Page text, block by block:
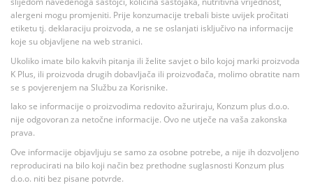
alergeni mogu promjeniti. Prije konzumacije trebali biste uvijek pročitati
etiketu tj. deklaraciju proizvoda, a ne se oslanjati isključivo na informacije
koje su objavljene na web stranici.
Ukoliko imate bilo kakvih pitanja ili želite savjet o bilo kojoj marki proizvoda
K Plus, ili proizvoda drugih dobavljača ili proizvođača, molimo obratite nam
se s povjerenjem na Službu za Korisnike.
Iako se informacije o proizvodima redovito ažuriraju, Konzum plus d.o.o.
nije odgovoran za netočne informacije. Ovo ne utječe na vaša zakonska
prava.
Ove informacije objavljuju se samo za osobne potrebe, a nije ih dozvoljeno
reproducirati na bilo koji način bez prethodne suglasnosti Konzum plus
d.o.o. niti bez pisane potvrde.